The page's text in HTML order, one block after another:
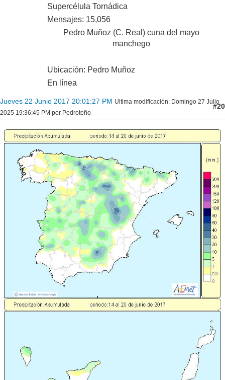
Supercélula Tornádica
Mensajes: 15,056
Pedro Muñoz (C. Real) cuna del mayo
manchego
Ubicación: Pedro Muñoz
En línea
Jueves 22 Junio 2017 20:01:27 PM Ultima modificación: Domingo 27 Julio
2025 19:36:45 PM por Pedroteño
#20